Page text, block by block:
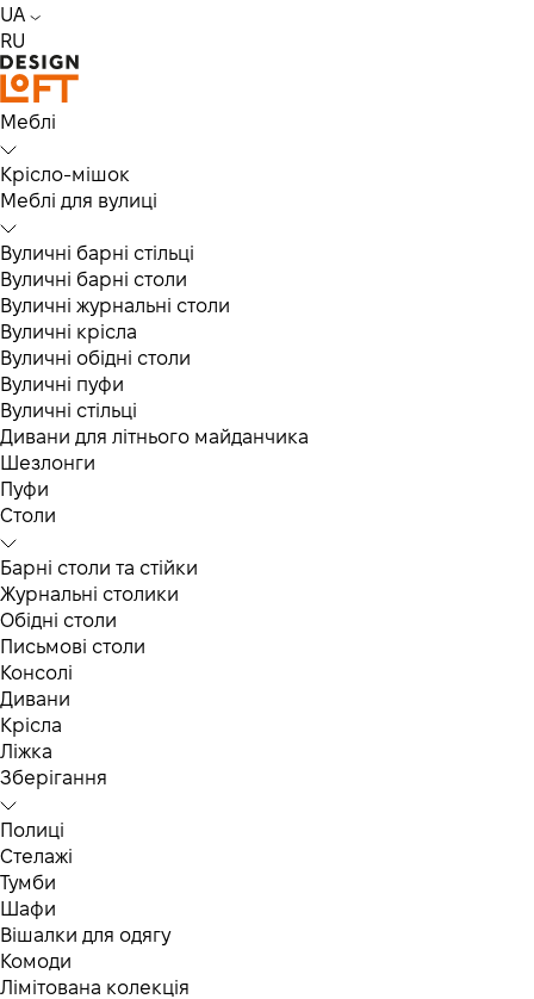
UA
RU
Меблі
Крісло-мішок
Меблі для вулиці
Вуличні барні стільці
Вуличні барні столи
Вуличні журнальні столи
Вуличні крісла
Вуличні обідні столи
Вуличні пуфи
Вуличні стільці
Дивани для літнього майданчика
Шезлонги
Пуфи
Столи
Барні столи та стійки
Журнальні столики
Обідні столи
Письмові столи
Консолі
Дивани
Крісла
Ліжка
Зберігання
Полиці
Стелажі
Тумби
Шафи
Вішалки для одягу
Комоди
Лімітована колекція